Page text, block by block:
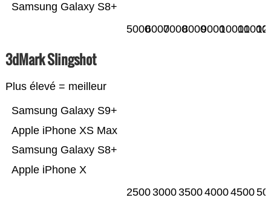
Samsung Galaxy S8+
500060007000800090001000011000
3dMark Slingshot
Plus élevé = meilleur
Apple iPhone X
Samsung Galaxy S8+
Apple iPhone XS Max
Samsung Galaxy S9+
25003000350040004500